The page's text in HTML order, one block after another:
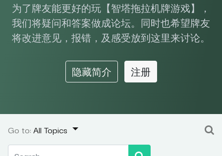
为了牌友能更好的玩【智塔拖拉机牌游戏】，
我们将疑问和答案做成论坛。同时也希望牌友
将改进意见，报错，及感受放到这里来讨论。
隐藏简介 注册
Go to: All Topics